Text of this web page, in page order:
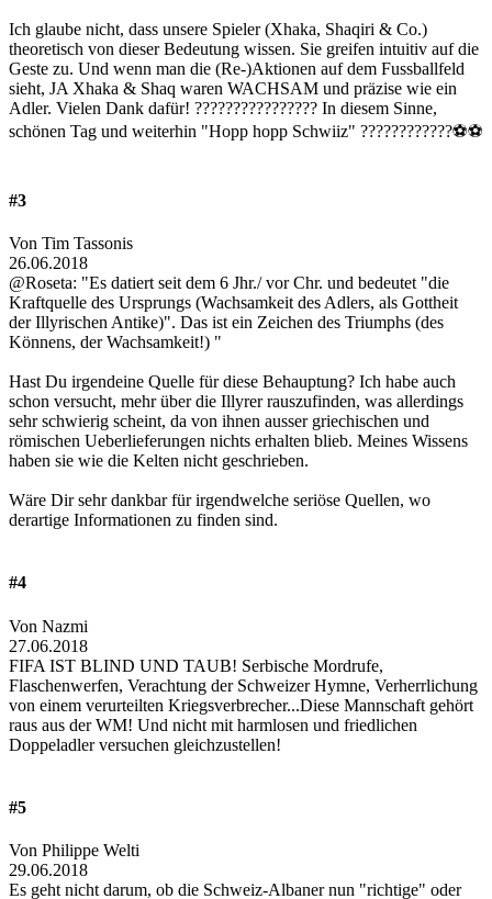
Ich glaube nicht, dass unsere Spieler (Xhaka, Shaqiri & Co.)
theoretisch von dieser Bedeutung wissen. Sie greifen intuitiv auf die
Geste zu. Und wenn man die (Re-)Aktionen auf dem Fussballfeld
sieht, JA Xhaka & Shaq waren WACHSAM und präzise wie ein
Adler. Vielen Dank dafür! ???????????????? In diesem Sinne,
schönen Tag und weiterhin "Hopp hopp Schwiiz" ????????????⚽️⚽️
#3
Von Tim Tassonis
26.06.2018
@Roseta: "Es datiert seit dem 6 Jhr./ vor Chr. und bedeutet "die
Kraftquelle des Ursprungs (Wachsamkeit des Adlers, als Gottheit
der Illyrischen Antike)". Das ist ein Zeichen des Triumphs (des
Könnens, der Wachsamkeit!) "
Hast Du irgendeine Quelle für diese Behauptung? Ich habe auch
schon versucht, mehr über die Illyrer rauszufinden, was allerdings
sehr schwierig scheint, da von ihnen ausser griechischen und
römischen Ueberlieferungen nichts erhalten blieb. Meines Wissens
haben sie wie die Kelten nicht geschrieben.
Wäre Dir sehr dankbar für irgendwelche seriöse Quellen, wo
derartige Informationen zu finden sind.
#4
Von Nazmi
27.06.2018
FIFA IST BLIND UND TAUB! Serbische Mordrufe,
Flaschenwerfen, Verachtung der Schweizer Hymne, Verherrlichung
von einem verurteilten Kriegsverbrecher...Diese Mannschaft gehört
raus aus der WM! Und nicht mit harmlosen und friedlichen
Doppeladler versuchen gleichzustellen!
#5
Von Philippe Welti
29.06.2018
Es geht nicht darum, ob die Schweiz-Albaner nun "richtige" oder